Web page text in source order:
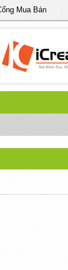
Mua Bán